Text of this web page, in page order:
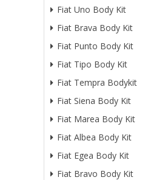
Fiat Uno Body Kit
Fiat Brava Body Kit
Fiat Punto Body Kit
Fiat Tipo Body Kit
Fiat Tempra Bodykit
Fiat Siena Body Kit
Fiat Marea Body Kit
Fiat Albea Body Kit
Fiat Egea Body Kit
Fiat Bravo Body Kit